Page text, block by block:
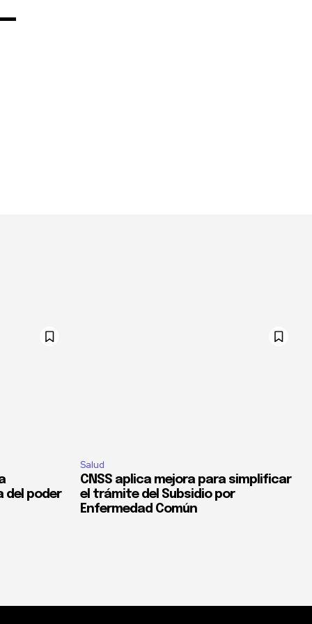
del poder
Salud
CNSS aplica mejora para simplificar
el trámite del Subsidio por
Enfermedad Común